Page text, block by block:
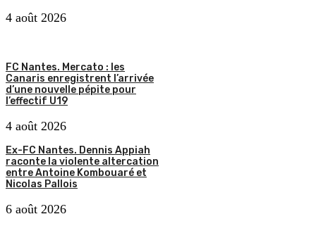
4 août 2026
FC Nantes. Mercato : les
Canaris enregistrent l’arrivée
d’une nouvelle pépite pour
l’effectif U19
4 août 2026
Ex-FC Nantes. Dennis Appiah
raconte la violente altercation
entre Antoine Kombouaré et
Nicolas Pallois
6 août 2026